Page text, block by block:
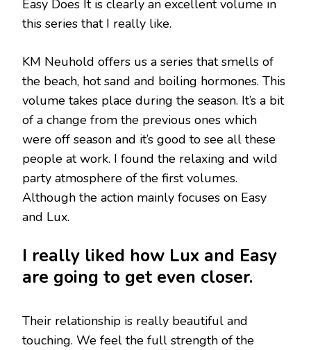
Easy Does It is clearly an excellent volume in
this series that I really like.
KM Neuhold offers us a series that smells of
the beach, hot sand and boiling hormones. This
volume takes place during the season. It’s a bit
of a change from the previous ones which
were off season and it’s good to see all these
people at work. I found the relaxing and wild
party atmosphere of the first volumes.
Although the action mainly focuses on Easy
and Lux.
I really liked how Lux and Easy
are going to get even closer.
Their relationship is really beautiful and
touching. We feel the full strength of the